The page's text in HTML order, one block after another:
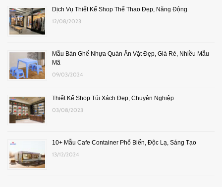
Dịch Vụ Thiết Kế Shop Thể Thao Đẹp, Năng Động
12/08/2023
Mẫu Bàn Ghế Nhựa Quán Ăn Vặt Đẹp, Giá Rẻ, Nhiều Mẫu
Mã
09/03/2024
Thiết Kế Shop Túi Xách Đẹp, Chuyên Nghiệp
03/08/2023
10+ Mẫu Cafe Container Phổ Biến, Độc Lạ, Sáng Tạo
13/12/2024